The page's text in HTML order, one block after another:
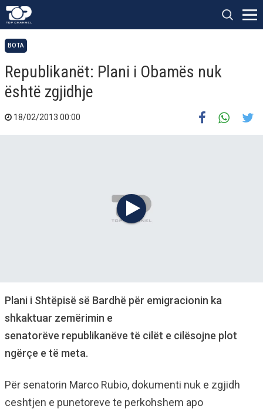
BOTA
Republikanët: Plani i Obamës nuk
është zgjidhje
18/02/2013 00:00
Plani i Shtëpisë së Bardhë për emigracionin ka
shkaktuar zemërimin e
senatorëve republikanëve të cilët e cilësojne plot
ngërçe e të meta.
Për senatorin Marco Rubio, dokumenti nuk e zgjidh
ceshtjen e punetoreve te perkohshem apo